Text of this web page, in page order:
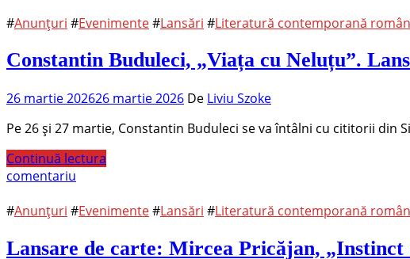
#Anunțuri #Evenimente#Lansări #Literatură contemporană
Constantin Buduleci, „Viața cu Neluțu”.
26 martie 202626 martie 2026 De Liviu Szoke
Pe 26 și 27 martie, Constantin Buduleci se va întâlni cu cititorii
Continuă lectura
comentariu
#Anunțuri #Evenimente#Lansări #Literatură contemporană
Lansare de carte: Mircea Pricăjan, „Instinct